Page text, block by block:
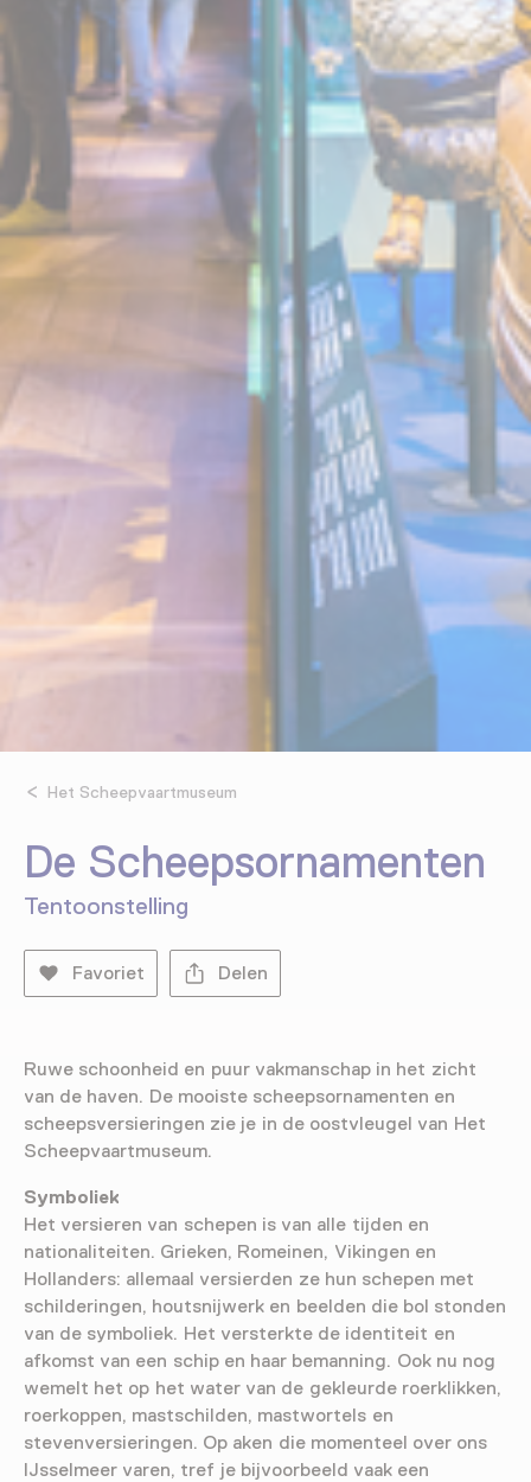
Het Scheepvaartmuseum
De Scheepsornamenten
Tentoonstelling
Favoriet Delen
Ruwe schoonheid en puur vakmanschap in het zicht
van de haven. De mooiste scheepsornamenten en
scheepsversieringen zie je in de oostvleugel van Het
Scheepvaartmuseum.
Symboliek
Het versieren van schepen is van alle tijden en
nationaliteiten. Grieken, Romeinen, Vikingen en
Hollanders: allemaal versierden ze hun schepen met
schilderingen, houtsnijwerk en beelden die bol stonden
van de symboliek. Het versterkte de identiteit en
afkomst van een schip en haar bemanning. Ook nu nog
wemelt het op het water van de gekleurde roerklikken,
roerkoppen, mastschilden, mastwortels en
stevenversieringen. Op aken die momenteel over ons
IJsselmeer varen, tref je bijvoorbeeld vaak een